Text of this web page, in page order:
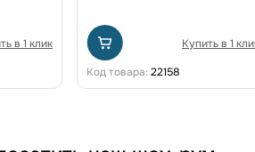
в 1 клик
Купить в 1
Код товара: 22158